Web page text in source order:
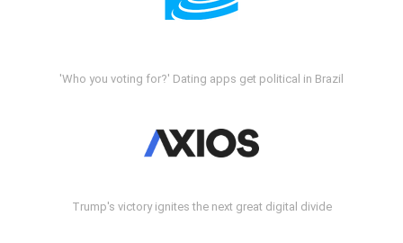
'Who you voting for?' Dating apps get political in Brazil
Trump's victory ignites the next great digital divide